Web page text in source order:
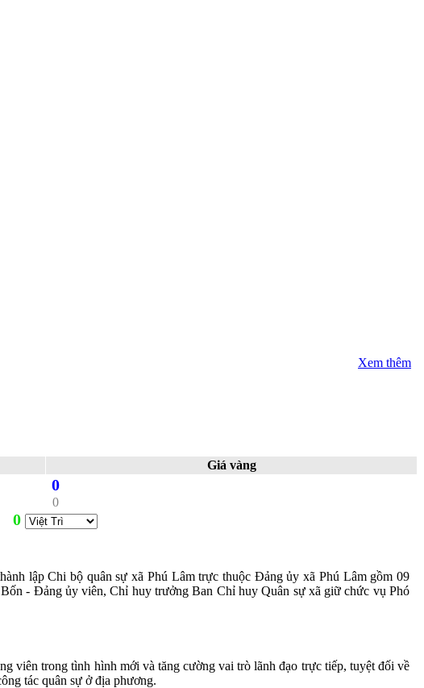
Xem thêm
Giá vàng
0
0
0
lập Chi bộ quân sự xã Phú Lâm trực thuộc Đảng ủy xã Phú Lâm gồm 09
- Đảng ủy viên, Chỉ huy trưởng Ban Chỉ huy Quân sự xã giữ chức vụ Phó
viên trong tình hình mới và tăng cường vai trò lãnh đạo trực tiếp, tuyệt đối về
tác quân sự ở địa phương.